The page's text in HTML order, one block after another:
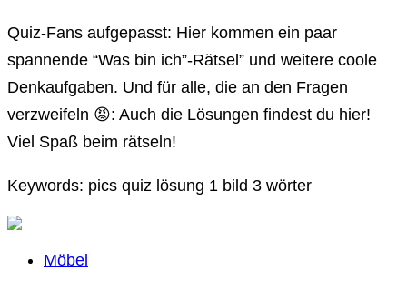
Quiz-Fans aufgepasst: Hier kommen ein paar
spannende “Was bin ich”-Rätsel” und weitere coole
Denkaufgaben. Und für alle, die an den Fragen
verzweifeln 😡: Auch die Lösungen findest du hier!
Viel Spaß beim rätseln!
Keywords: pics quiz lösung 1 bild 3 wörter
Möbel